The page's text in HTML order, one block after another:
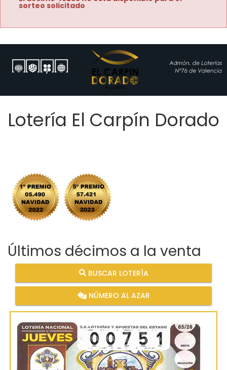
sorteo solicitado
Lotería El Carpín Dorado
Últimos décimos a la venta
BUSCAR LOTERÍA
NÚMERO AL AZAR